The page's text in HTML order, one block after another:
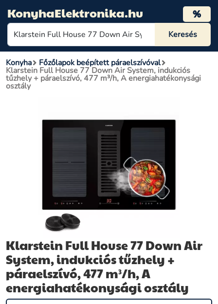
KonyhaElektronika.hu %
Konyha Főzőlapok beépített páraelszívóval
Klarstein Full House 77 Down Air System, indukciós
tűzhely + páraelszívó, 477 m³/h, A energiahatékonysági
osztály
Klarstein Full House 77 Down Air
System, indukciós tűzhely +
páraelszívó, 477 m³/h, A
energiahatékonysági osztály